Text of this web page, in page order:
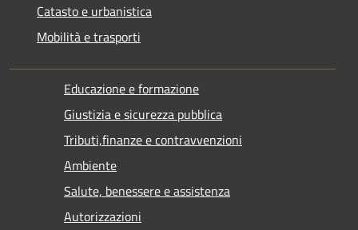
Catasto e urbanistica
Mobilità e trasporti
Educazione e formazione
Giustizia e sicurezza pubblica
Tributi,finanze e contravvenzioni
Ambiente
Salute, benessere e assistenza
Autorizzazioni